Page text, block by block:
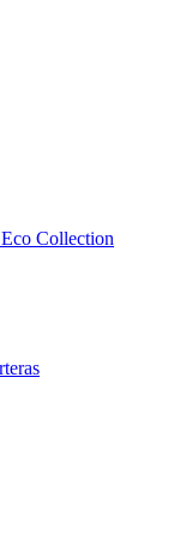
Collection